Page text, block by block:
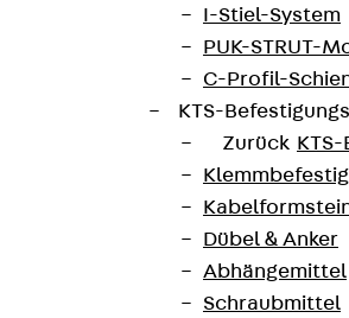
I-Stiel-System
PUK-STRUT-
C-Profil-
KTS-
Zurück
Dübel & Anker
Abhängemittel
Schraubmittel